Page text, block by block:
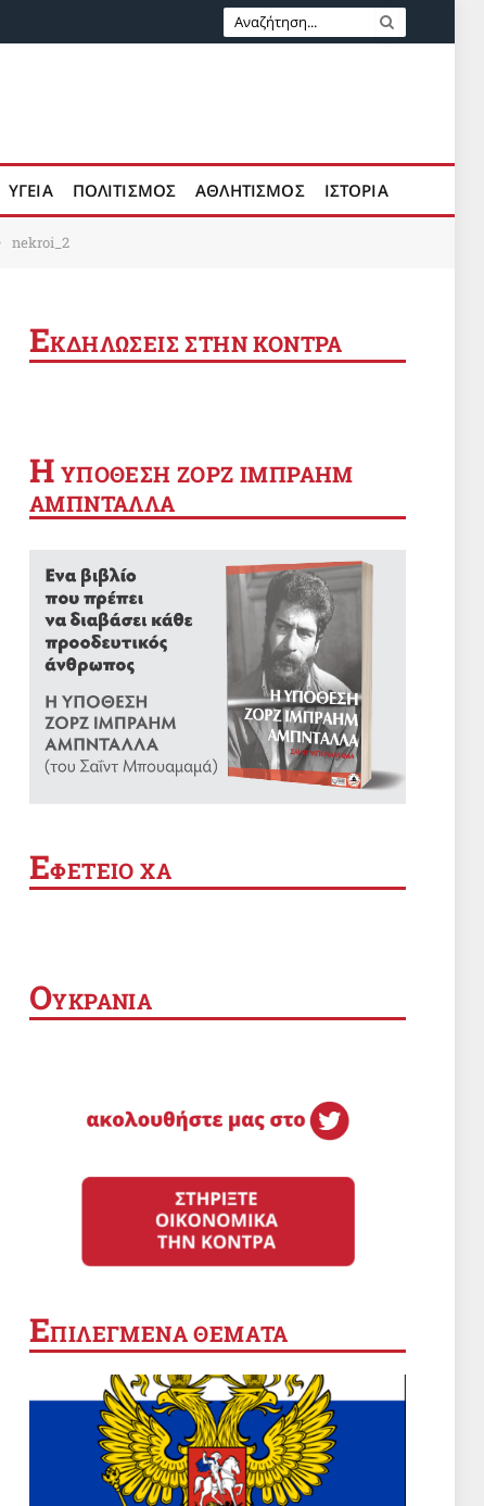
ΥΓΕΙΑ ΠΟΛΙΤΙΣΜΟΣ ΑΘΛΗΤΙΣΜΟΣ ΙΣΤΟΡΙΑ
nekroi_2
ΕΚΔΗΛΩΣΕΙΣ ΣΤΗΝ ΚΟΝΤΡΑ
Η YΠΟΘΕΣΗ ΖΟΡΖ ΙΜΠΡΑΗΜ
ΑΜΠΝΤΑΛΛΑ
ΕΦΕΤΕΙΟ ΧΑ
ΟΥΚΡΑΝΙΑ
ΕΠΙΛΕΓΜΕΝΑ ΘΕΜΑΤΑ